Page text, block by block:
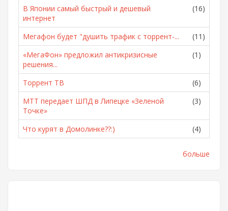
В Японии самый быстрый и дешевый
интернет
(16)
Мегафон будет "душить трафик с торрент-...
(11)
«МегаФон» предложил антикризисные
решения...
(1)
Торрент ТВ
(6)
МТТ передает ШПД в Липецке «Зеленой
Точке»
(3)
Что курят в Домолинке??:) (4)
больше